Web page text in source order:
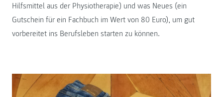
Hilfsmittel aus der Physiotherapie) und was Neues (ein
Gutschein für ein Fachbuch im Wert von 80 Euro), um gut
vorbereitet ins Berufsleben starten zu können.